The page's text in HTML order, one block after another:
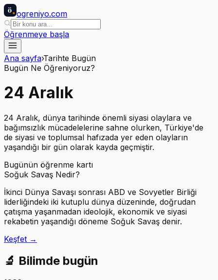
ö ogreniyo.com
Öğrenmeye başla
Ana sayfa›Tarihte Bugün
Bugün Ne Öğreniyoruz?
24 Aralık
24 Aralık, dünya tarihinde önemli siyasi olaylara ve
bağımsızlık mücadelelerine sahne olurken, Türkiye'de
de siyasi ve toplumsal hafızada yer eden olayların
yaşandığı bir gün olarak kayda geçmiştir.
Bugünün öğrenme kartı
Soğuk Savaş Nedir?
İkinci Dünya Savaşı sonrası ABD ve Sovyetler Birliği
liderliğindeki iki kutuplu dünya düzeninde, doğrudan
çatışma yaşanmadan ideolojik, ekonomik ve siyasi
rekabetin yaşandığı döneme Soğuk Savaş denir.
Keşfet →
🔬 Bilimde bugün